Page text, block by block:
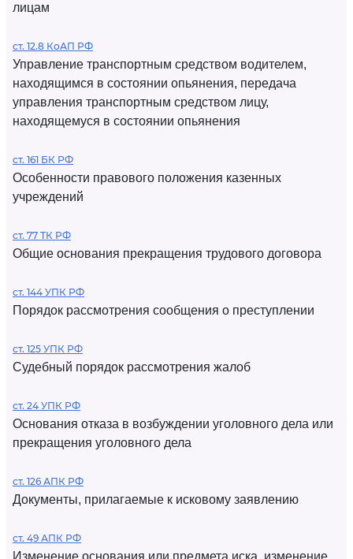
лицам
ст. 12.8 КоАП РФ
Управление транспортным средством водителем,
находящимся в состоянии опьянения, передача
управления транспортным средством лицу,
находящемуся в состоянии опьянения
ст. 161 БК РФ
Особенности правового положения казенных
учреждений
ст. 77 ТК РФ
Общие основания прекращения трудового договора
ст. 144 УПК РФ
Порядок рассмотрения сообщения о преступлении
ст. 125 УПК РФ
Судебный порядок рассмотрения жалоб
ст. 24 УПК РФ
Основания отказа в возбуждении уголовного дела или
прекращения уголовного дела
ст. 126 АПК РФ
Документы, прилагаемые к исковому заявлению
ст. 49 АПК РФ
Изменение основания или предмета иска, изменение